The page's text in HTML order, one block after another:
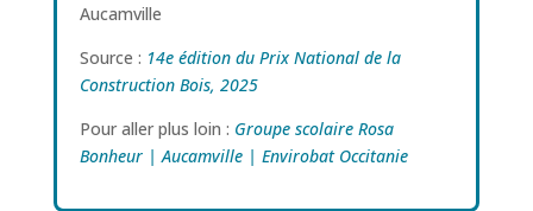
Aucamville
Source : 14e édition du Prix National de la
Construction Bois, 2025
Pour aller plus loin : Groupe scolaire Rosa
Bonheur | Aucamville | Envirobat Occitanie